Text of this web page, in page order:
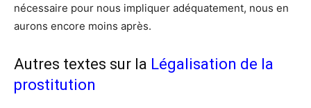
nécessaire pour nous impliquer adéquatement, nous en
aurons encore moins après.
Autres textes sur la Légalisation de la
prostitution